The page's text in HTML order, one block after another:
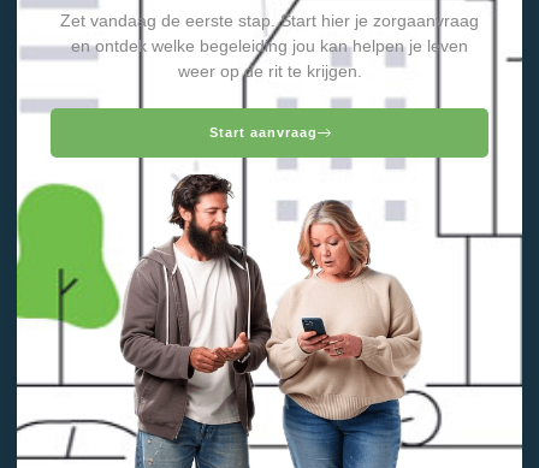
Zet vandaag de eerste stap. Start hier je zorgaanvraag
en ontdek welke begeleiding jou kan helpen je leven
weer op de rit te krijgen.
Start aanvraag